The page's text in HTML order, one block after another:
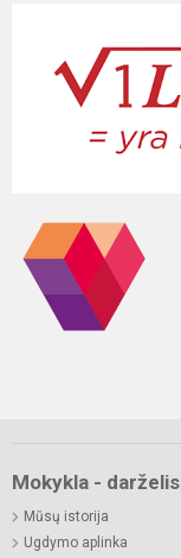
Mokykla - darželis
Mūsų istorija
Ugdymo aplinka